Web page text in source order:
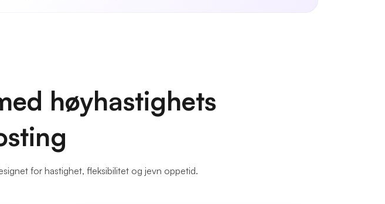
høyhastighets
for hastighet, fleksibilitet og jevn oppetid.